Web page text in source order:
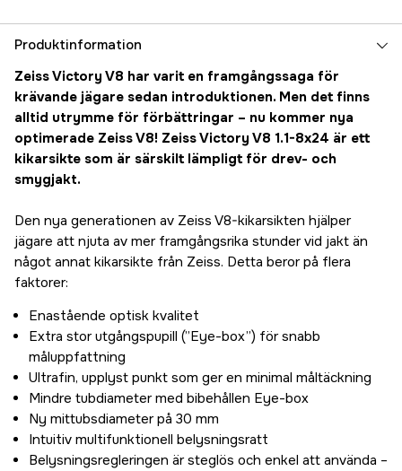
Produktinformation
Zeiss Victory V8 har varit en framgångssaga för
krävande jägare sedan introduktionen. Men det finns
alltid utrymme för förbättringar – nu kommer nya
optimerade Zeiss V8! Zeiss Victory V8 1.1-8x24 är ett
kikarsikte som är särskilt lämpligt för drev- och
smygjakt.
Den nya generationen av Zeiss V8-kikarsikten hjälper
jägare att njuta av mer framgångsrika stunder vid jakt än
något annat kikarsikte från Zeiss. Detta beror på flera
faktorer:
Enastående optisk kvalitet
Extra stor utgångspupill (”Eye-box”) för snabb
måluppfattning
Ultrafin, upplyst punkt som ger en minimal måltäckning
Mindre tubdiameter med bibehållen Eye-box
Ny mittubsdiameter på 30 mm
Intuitiv multifunktionell belysningsratt
Belysningsregleringen är steglös och enkel att använda –